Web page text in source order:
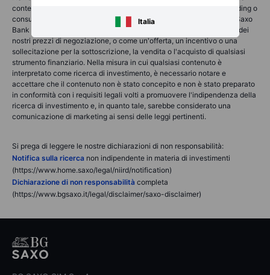
Italia
contenente) consulenza finanziaria, di investimento, fiscale o di trading o
consulenza di qualsiasi tipo offerta, raccomandata o approvata da Saxo
Bank Group e non deve essere interpretata come una registrazione dei
nostri prezzi di negoziazione, o come un'offerta, un incentivo o una
sollecitazione per la sottoscrizione, la vendita o l'acquisto di qualsiasi
strumento finanziario. Nella misura in cui qualsiasi contenuto è
interpretato come ricerca di investimento, è necessario notare e
accettare che il contenuto non è stato concepito e non è stato preparato
in conformità con i requisiti legali volti a promuovere l'indipendenza della
ricerca di investimento e, in quanto tale, sarebbe considerato una
comunicazione di marketing ai sensi delle leggi pertinenti.
Si prega di leggere le nostre dichiarazioni di non responsabilità:
Notifica sulla ricerca non indipendente in materia di investimenti
(https://www.home.saxo/legal/niird/notification)
Dichiarazione di non responsabilità completa
(https://www.bgsaxo.it/legal/disclaimer/saxo-disclaimer)